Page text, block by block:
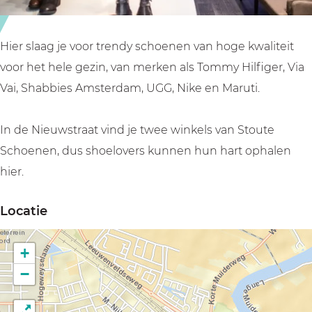
n
W
e
s
p
o
n
e
n
e
e
Hier slaag je voor trendy schoenen van hoge kwaliteit
voor het hele gezin, van merken als Tommy Hilfiger, Via
Vai, Shabbies Amsterdam, UGG, Nike en Maruti.
In de Nieuwstraat vind je twee winkels van Stoute
Schoenen, dus shoelovers kunnen hun hart ophalen
hier.
Locatie
+
−